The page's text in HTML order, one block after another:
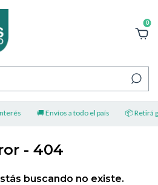
0
🚚 Envíos a todo el país 📦 Retirá
- 404
buscando no existe.